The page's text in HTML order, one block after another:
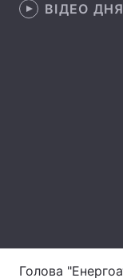
Архів
Тема
ВІДЕО ДНЯ
Голова